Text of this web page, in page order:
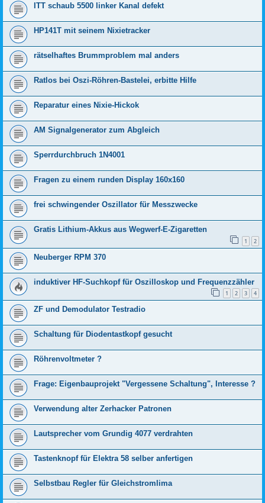
ITT schaub 5500 linker Kanal defekt
HP141T mit seinem Nixietracker
rätselhaftes Brummproblem mal anders
Ratlos bei Oszi-Röhren-Bastelei, erbitte Hilfe
Reparatur eines Nixie-Hickok
AM Signalgenerator zum Abgleich
Sperrdurchbruch 1N4001
Fragen zu einem runden Display 160x160
frei schwingender Oszillator für Messzwecke
Gratis Lithium-Akkus aus Wegwerf-E-Zigaretten
1 2
Neuberger RPM 370
induktiver HF-Suchkopf für Oszilloskop und Frequenzzähler
1 2 3 4
ZF und Demodulator Testradio
Schaltung für Diodentastkopf gesucht
Röhrenvoltmeter ?
Frage: Eigenbauprojekt "Vergessene Schaltung", Interesse ?
Verwendung alter Zerhacker Patronen
Lautsprecher vom Grundig 4077 verdrahten
Tastenknopf für Elektra 58 selber anfertigen
Selbstbau Regler für Gleichstromlima